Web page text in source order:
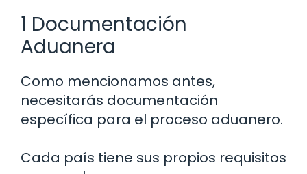
1 Documentación
Aduanera
Como mencionamos antes,
necesitarás documentación
específica para el proceso aduanero.
Cada país tiene sus propios requisitos